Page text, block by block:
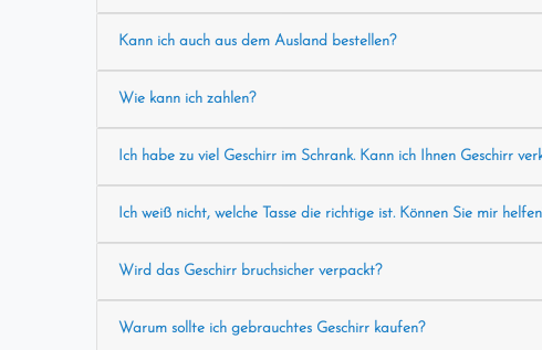
Kann ich auch aus dem Ausland bestellen?
Wie kann ich zahlen?
Ich habe zu viel Geschirr im Schrank. Kann ich Ihnen Geschirr
Ich weiß nicht, welche Tasse die richtige ist. Können Sie mir
Wird das Geschirr bruchsicher verpackt?
Warum sollte ich gebrauchtes Geschirr kaufen?